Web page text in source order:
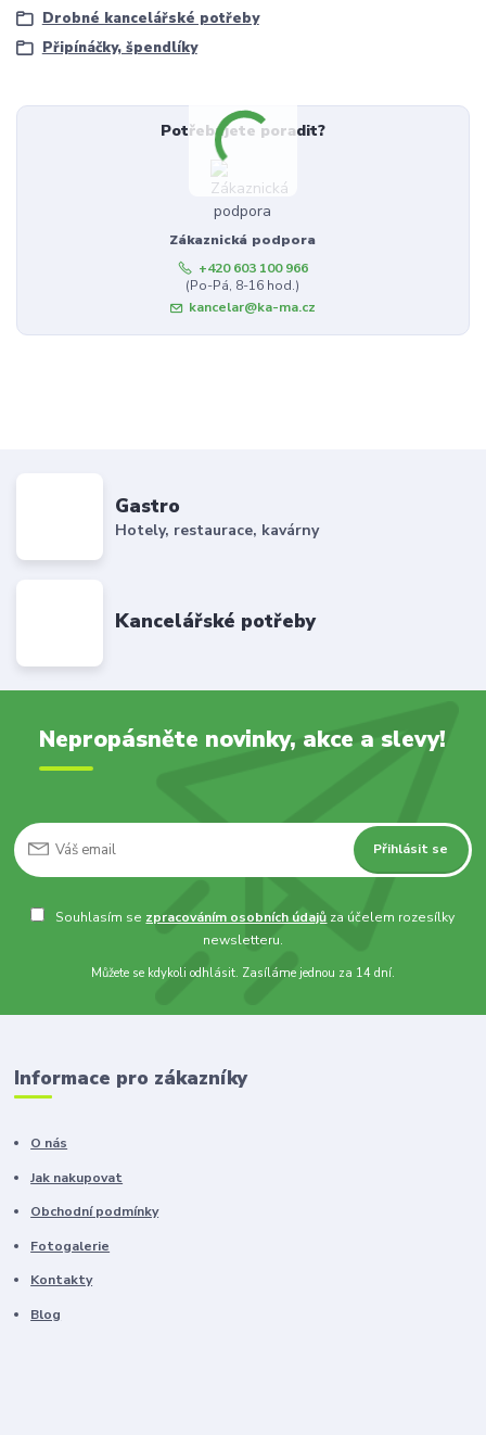
Drobné kancelářské potřeby
Připínáčky, špendlíky
Potřebujete poradit?
Zákaznická podpora
+420 603 100 966
(Po-Pá, 8-16 hod.)
kancelar@ka-ma.cz
Gastro
Hotely, restaurace, kavárny
Kancelářské potřeby
Nepropásněte novinky, akce a slevy!
Přihlásit se
Souhlasím se zpracováním osobních údajů za účelem rozesílky
newsletteru.
Můžete se kdykoli odhlásit. Zasíláme jednou za 14 dní.
Informace pro zákazníky
O nás
Jak nakupovat
Obchodní podmínky
Fotogalerie
Kontakty
Blog